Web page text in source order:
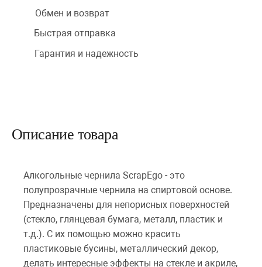
Обмен и возврат
Быстрая отправка
Гарантия и надежность
Описание товара
Алкогольные чернила ScrapEgo - это
полупрозрачные чернила на спиртовой основе.
Предназначены для непорисных поверхностей
(стекло, глянцевая бумага, металл, пластик и
т.д.). С их помощью можно красить
пластиковые бусины, металлический декор,
делать интересные эффекты на стекле и акриле,